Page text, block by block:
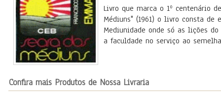
Livro que marca o 1º centenário
Médiuns" (1961) o livro consta
Mediunidade onde só as lições
a faculdade no serviço ao
Confira mais Produtos de Nossa Livraria